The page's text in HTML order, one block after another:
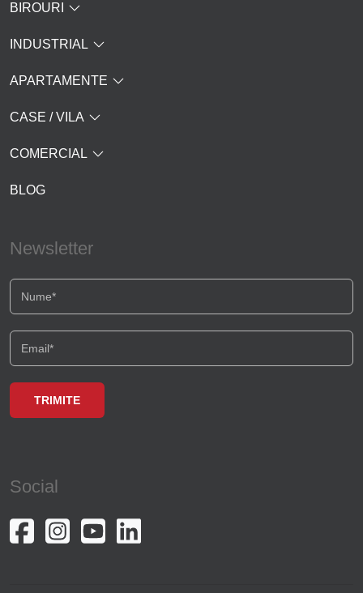
BIROURI
INDUSTRIAL
APARTAMENTE
CASE / VILA
COMERCIAL
BLOG
Newsletter
Social